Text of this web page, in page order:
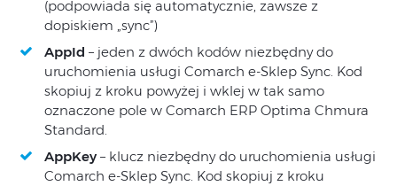
(podpowiada się automatycznie, zawsze z
dopiskiem „sync”)
AppId – jeden z dwóch kodów niezbędny do
uruchomienia usługi Comarch e-Sklep Sync. Kod
skopiuj z kroku powyżej i wklej w tak samo
oznaczone pole w Comarch ERP Optima Chmura
Standard.
AppKey – klucz niezbędny do uruchomienia usługi
Comarch e-Sklep Sync. Kod skopiuj z kroku